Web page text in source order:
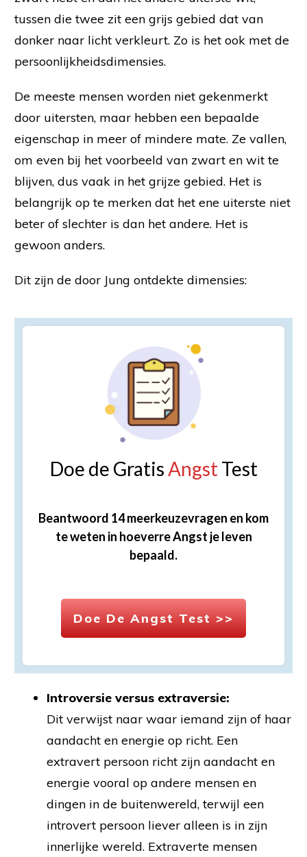
tussen die twee zit een grijs gebied dat van
donker naar licht verkleurt. Zo is het ook met de
persoonlijkheidsdimensies.
De meeste mensen worden niet gekenmerkt
door uitersten, maar hebben een bepaalde
eigenschap in meer of mindere mate. Ze vallen,
om even bij het voorbeeld van zwart en wit te
blijven, dus vaak in het grijze gebied. Het is
belangrijk op te merken dat het ene uiterste niet
beter of slechter is dan het andere. Het is
gewoon anders.
Dit zijn de door Jung ontdekte dimensies:
Doe de GratisAngstTest
Beantwoord 14 meerkeuzevragen en kom
te weten in hoeverre Angst je leven
bepaald.
Doe De Angst Test >>
Introversie versus extraversie:
Dit verwijst naar waar iemand zijn of haar
aandacht en energie op richt. Een
extravert persoon richt zijn aandacht en
energie vooral op andere mensen en
dingen in de buitenwereld, terwijl een
introvert persoon liever alleen is in zijn
innerlijke wereld. Extraverte mensen